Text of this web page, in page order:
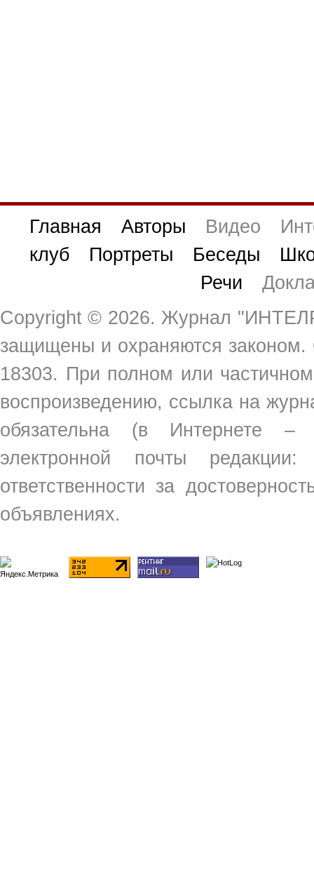
Главная Авторы Видео
клуб
Портреты Беседы
Речи
Copyright © 2026. Журнал
защищены и охраняются
18303. При полном или
воспроизведению, ссылка на
обязательна (в Интернете
электронной почты
ответственности за
объявлениях.